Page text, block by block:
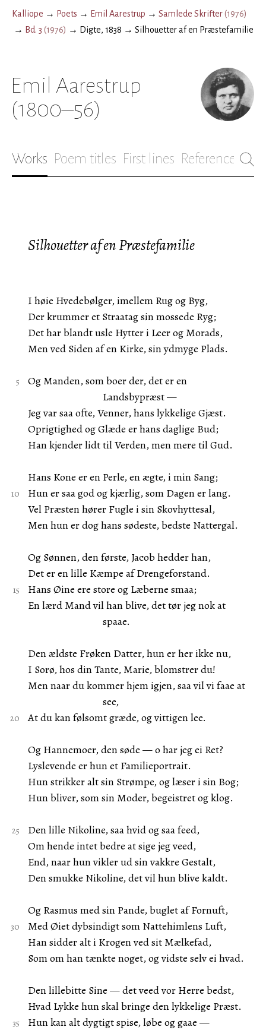
Kalliope → Poets → Emil Aarestrup → Samlede Skrifter(1976)
→ Bd. 3 (1976) → Digte, 1838 → Silhouetter af en Præstefamilie
Emil Aarestrup
(1800–56)
Works Poem titles First lines References
Silhouetter af en Præstefamilie
I høie Hvedebølger, imellem Rug og Byg,
Der krummer et Straatag sin mossede Ryg;
Det har blandt usle Hytter i Leer og Morads,
Men ved Siden af en Kirke, sin ydmyge Plads.
Og Manden, som boer der, det er en
Landsbypræst —
Jeg var saa ofte, Venner, hans lykkelige Gjæst.
Oprigtighed og Glæde er hans daglige Bud;
Han kjender lidt til Verden, men mere til Gud.
Hans Kone er en Perle, en ægte, i min Sang;
Hun er saa god og kjærlig, som Dagen er lang.
Vel Præsten hører Fugle i sin Skovhyttesal,
Men hun er dog hans sødeste, bedste Nattergal.
Og Sønnen, den første, Jacob hedder han,
Det er en lille Kæmpe af Drengeforstand.
Hans Øine ere store og Læberne smaa;
En lærd Mand vil han blive, det tør jeg nok at
spaae.
Den ældste Frøken Datter, hun er her ikke nu,
I Sorø, hos din Tante, Marie, blomstrer du!
Men naar du kommer hjem igjen, saa vil vi faae at
see,
At du kan følsomt græde, og vittigen lee.
Og Hannemoer, den søde — o har jeg ei Ret?
Lyslevende er hun et Familieportrait.
Hun strikker alt sin Strømpe, og læser i sin Bog;
Hun bliver, som sin Moder, begeistret og klog.
Den lille Nikoline, saa hvid og saa feed,
Om hende intet bedre at sige jeg veed,
End, naar hun vikler ud sin vakkre Gestalt,
Den smukke Nikoline, det vil hun blive kaldt.
Og Rasmus med sin Pande, buglet af Fornuft,
Med Øiet dybsindigt som Nattehimlens Luft,
Han sidder alt i Krogen ved sit Mælkefad,
Som om han tænkte noget, og vidste selv ei hvad.
Den lillebitte Sine — det veed vor Herre bedst,
Hvad Lykke hun skal bringe den lykkelige Præst.
Hun kan alt dygtigt spise, løbe og gaae —